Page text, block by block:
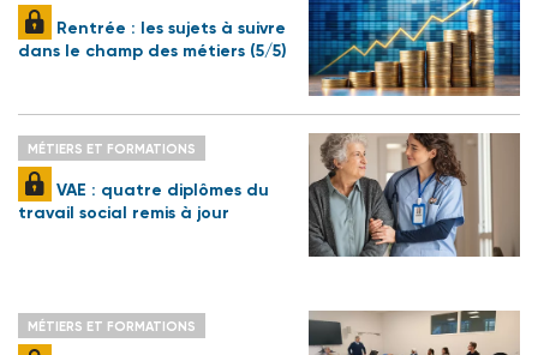
Rentrée : les sujets à suivre
dans le champ des métiers (5/5)
MÉTIERS ET FORMATIONS
VAE : quatre diplômes du
travail social remis à jour
MÉTIERS ET FORMATIONS